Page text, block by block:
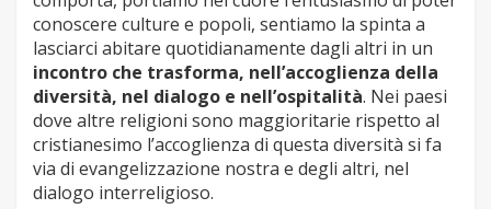
conoscere culture e popoli, sentiamo la spinta a
lasciarci abitare quotidianamente dagli altri in un
incontro che trasforma, nell’accoglienza della
diversità, nel dialogo e nell’ospitalità. Nei paesi
dove altre religioni sono maggioritarie rispetto al
cristianesimo l’accoglienza di questa diversità si fa
via di evangelizzazione nostra e degli altri, nel
dialogo interreligioso.